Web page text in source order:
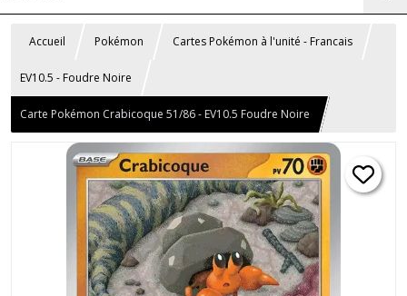
Accueil Pokémon Cartes Pokémon à l'unité - Francais
EV10.5 - Foudre Noire
Carte Pokémon Crabicoque 51/86 - EV10.5 Foudre Noire